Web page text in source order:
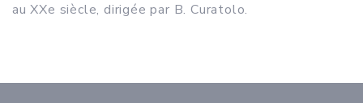
au XXe siècle, dirigée par B. Curatolo.